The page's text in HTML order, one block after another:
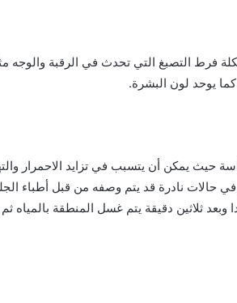
فرط التصبغ التي تحدث في الرقبة والوجه
يوحد لون البشرة.
حيث يمكن أن يتسبب في تزايد الاحمرار
حالات نادرة قد يتم وصفه من قبل أطباء
ثلاثين دقيقة يتم غسل المنطقة بالمياه ثم